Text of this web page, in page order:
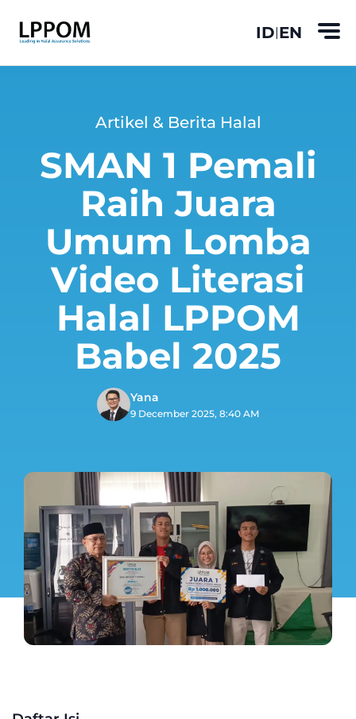
ID|EN
Artikel & Berita Halal
SMAN 1 Pemali
Raih Juara
Umum Lomba
Video Literasi
Halal LPPOM
Babel 2025
Yana
9 December 2025, 8:40 AM